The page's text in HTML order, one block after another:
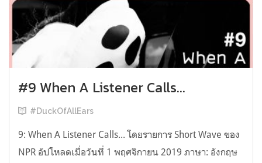
#9 When A Listener Calls...
#DuckOfAllEars
9: When A Listener Calls... โดยรายการ Short Wave ของ
NPR อัปโหลดเมื่อวันที่ 1 พฤศจิกายน 2019 ภาษา: อังกฤษ